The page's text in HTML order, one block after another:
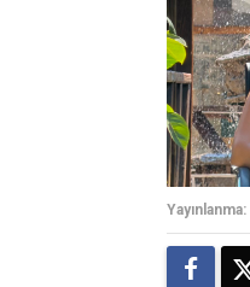
Yayınlanma: